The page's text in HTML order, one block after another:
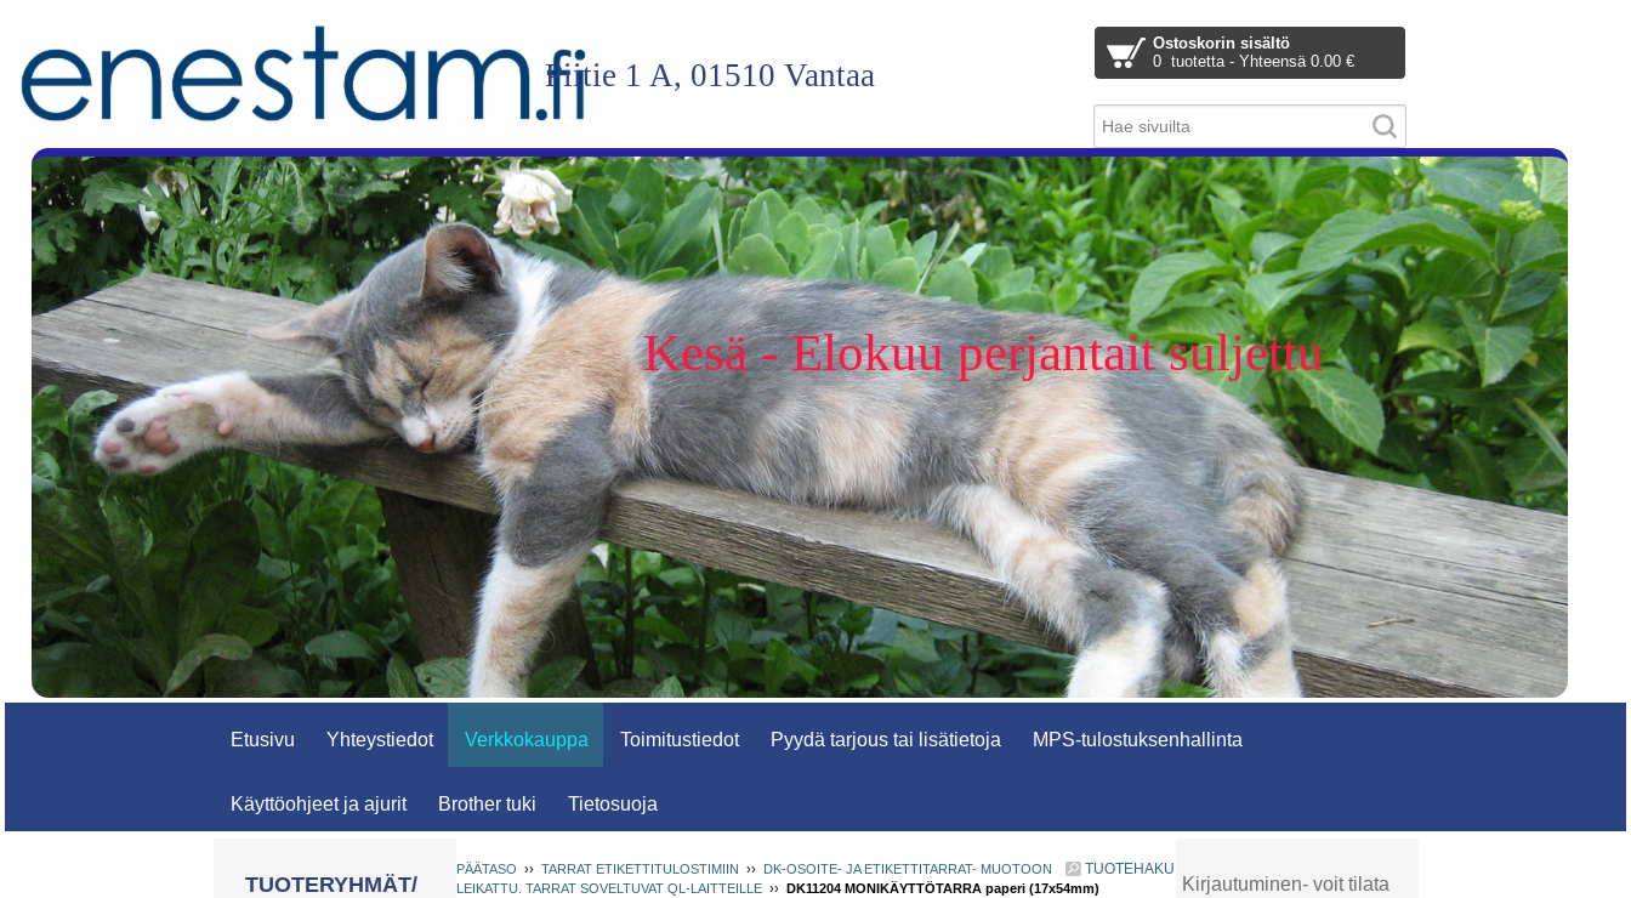
Ostoskorin sisältö
0 tuotetta - Yhteensä 0.00 €
Piitie 1 A, 01510 Vantaa
Kesä - Elokuu perjantait suljettu
Etusivu Yhteystiedot Verkkokauppa Toimitustiedot Pyydä tarjous tai lisätietoja MPS-tulostuksenhallinta
Käyttöohjeet ja ajurit Brother tuki Tietosuoja
TUOTEHAKU
PÄÄTASO ›› TARRAT ETIKETTITULOSTIMIIN ›› DK-OSOITE- JA ETIKETTITARRAT- MUOTOON
LEIKATTU. TARRAT SOVELTUVAT QL-LAITTEILLE›› DK11204 MONIKÄYTTÖTARRA paperi (17x54mm)
TUOTERYHMÄT/
Kirjautuminen- voit tilata